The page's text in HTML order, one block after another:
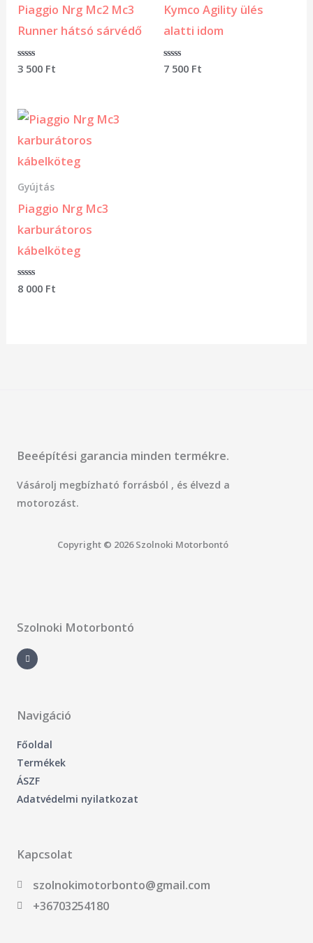
Piaggio Nrg Mc2 Mc3
Runner hátsó sárvédő
Értékelés:
3 500 Ft
Kymco Agility ülés
alatti idom
Értékelés:
7 500 Ft
Gyújtás
Piaggio Nrg Mc3
karburátoros
kábelköteg
Értékelés:
0
8 000 Ft
Beeépítési garancia minden termékre.
Vásárolj megbízható forrásból , és élvezd a
motorozást.
Copyright © 2026 Szolnoki Motorbontó
Szolnoki Motorbontó
a
c
e
-
f
Navigáció
Főoldal
Termékek
ÁSZF
Adatvédelmi nyilatkozat
Kapcsolat
szolnokimotorbonto@gmail.com
+36703254180